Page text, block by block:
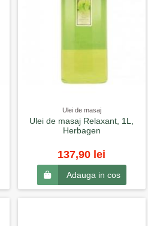
Ulei de masaj
Ulei de masaj Relaxant, 1L,
Herbagen
137,90 lei
Adauga in cos